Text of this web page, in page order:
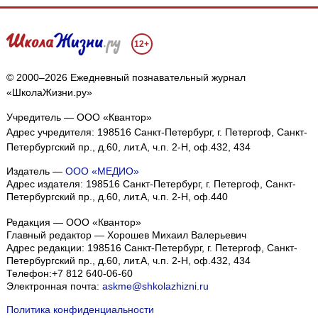
12+
© 2000–2026 Ежедневный познавательный журнал
«ШколаЖизни.ру»
Учредитель — ООО «Квантор»
Адрес учредителя: 198516 Санкт-Петербург, г. Петергоф, Санкт-
Петербургский пр., д.60, лит.А, ч.п. 2-Н, оф.432, 434
Издатель — ООО «МЕДИО»
Адрес издателя: 198516 Санкт-Петербург, г. Петергоф, Санкт-
Петербургский пр., д.60, лит.А, ч.п. 2-Н, оф.440
Редакция — ООО «Квантор»
Главный редактор — Хорошев Михаил Валерьевич
Адрес редакции: 198516 Санкт-Петербург, г. Петергоф, Санкт-
Петербургский пр., д.60, лит.А, ч.п. 2-Н, оф.432, 434
Телефон:+7 812 640-06-60
Электронная почта: askme@shkolazhizni.ru
Политика конфиденциальности